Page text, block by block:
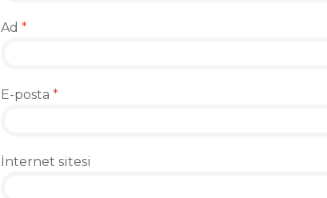
Ad *
E-posta *
İnternet sitesi